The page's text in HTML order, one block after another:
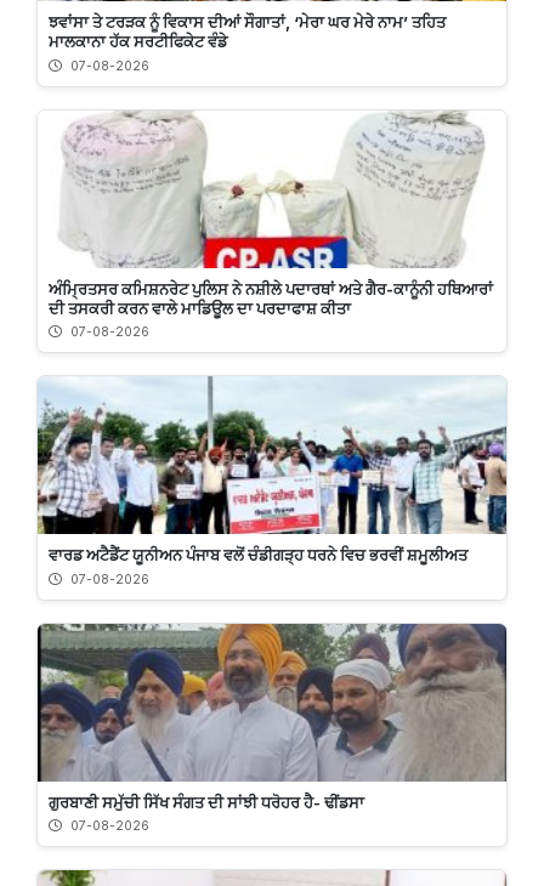
ਝਵਾਂਸਾ ਤੇ ਟਰੜਕ ਨੂੰ ਵਿਕਾਸ ਦੀਆਂ ਸੌਗਾਤਾਂ, ‘ਮੇਰਾ ਘਰ ਮੇਰੇ ਨਾਮ’ ਤਹਿਤ
ਮਾਲਕਾਨਾ ਹੱਕ ਸਰਟੀਫਿਕੇਟ ਵੰਡੇ
07-08-2026
ਅੰਮ੍ਰਿਤਸਰ ਕਮਿਸ਼ਨਰੇਟ ਪੁਲਿਸ ਨੇ ਨਸ਼ੀਲੇ ਪਦਾਰਥਾਂ ਅਤੇ ਗੈਰ-ਕਾਨੂੰਨੀ ਹਥਿਆਰਾਂ
ਦੀ ਤਸਕਰੀ ਕਰਨ ਵਾਲੇ ਮਾਡਿਊਲ ਦਾ ਪਰਦਾਫਾਸ਼ ਕੀਤਾ
07-08-2026
ਵਾਰਡ ਅਟੈਡੈਂਟ ਯੂਨੀਅਨ ਪੰਜਾਬ ਵਲੋਂ ਚੰਡੀਗੜ੍ਹ ਧਰਨੇ ਵਿਚ ਭਰਵੀਂ ਸ਼ਮੂਲੀਅਤ
07-08-2026
ਗੁਰਬਾਣੀ ਸਮੁੱਚੀ ਸਿੱਖ ਸੰਗਤ ਦੀ ਸਾਂਝੀ ਧਰੋਹਰ ਹੈ- ਢੀਂਡਸਾ
07-08-2026